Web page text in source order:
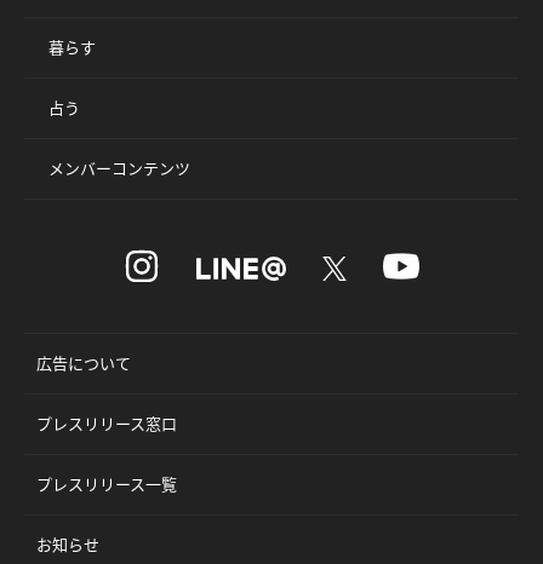
暮らす
占う
メンバーコンテンツ
広告について
プレスリリース窓口
プレスリリース一覧
お知らせ